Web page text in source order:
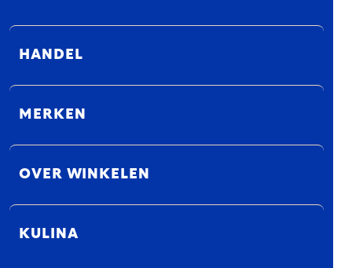
HANDEL
MERKEN
OVER WINKELEN
KULINA